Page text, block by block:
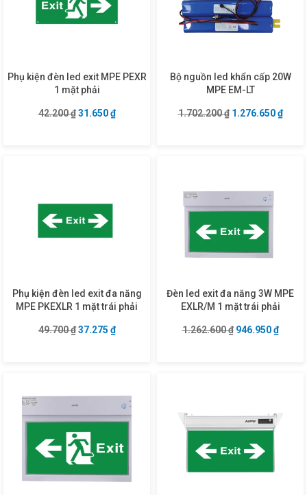
Phụ kiện đèn led exit MPE PEXR
1 mặt phải
42.200₫ Giá gốc là: 42.200 ₫.
31.650₫Giá hiện tại là: 31.650 ₫.
Bộ nguồn led khẩn cấp 20W
MPE EM-LT
1.702.200₫ Giá gốc là:
1.276.650₫Giá
Phụ kiện đèn led exit đa năng
MPE PKEXLR 1 mặt trái phải
49.700₫ Giá gốc là: 49.700 ₫.
37.275 ₫Giá hiện tại là: 37.275 ₫.
Đèn led exit đa năng 3W MPE
EXLR/M 1 mặt trái phải
1.262.600₫ Giá gốc là:
946.950₫Giá